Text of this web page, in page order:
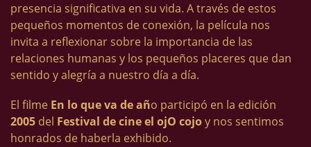
presencia significativa en su vida. A través de estos
pequeños momentos de conexión, la película nos
invita a reflexionar sobre la importancia de las
relaciones humanas y los pequeños placeres que dan
sentido y alegría a nuestro día a día.
El filme En lo que va de año participó en la edición
2005 del Festival de cine el ojO cojoy nos sentimos
honrados de haberla exhibido.